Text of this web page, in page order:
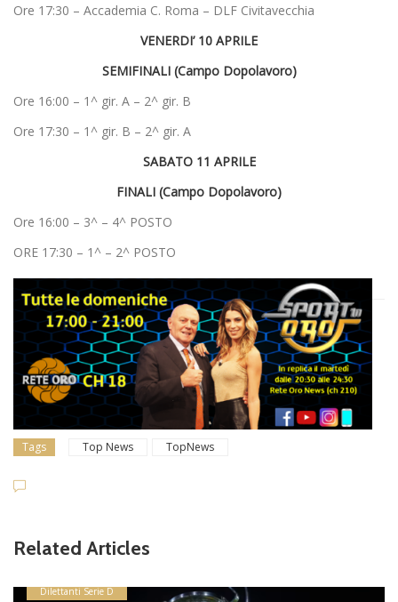
Ore 17:30 – Accademia C. Roma – DLF Civitavecchia
VENERDI’ 10 APRILE
SEMIFINALI (Campo Dopolavoro)
Ore 16:00 – 1^ gir. A – 2^ gir. B
Ore 17:30 – 1^ gir. B – 2^ gir. A
SABATO 11 APRILE
FINALI (Campo Dopolavoro)
Ore 16:00 – 3^ – 4^ POSTO
ORE 17:30 – 1^ – 2^ POSTO
Tags Top News TopNews
Related Articles
Dilettanti Serie D